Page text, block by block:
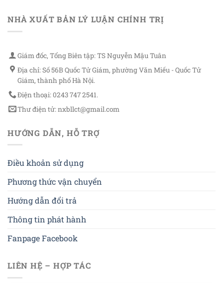
NHÀ XUẤT BẢN LÝ LUẬN CHÍNH TRỊ
Giám đốc, Tổng Biên tập: TS Nguyễn Mậu Tuân
Địa chỉ: Số 56B Quốc Tử Giám, phường Văn Miếu - Quốc Tử
Giám, thành phố Hà Nội.
Điện thoại: 0243 747 2541.
Thư điện tử: nxbllct@gmail.com
HƯỚNG DẪN, HỖ TRỢ
Điều khoản sử dụng
Phương thức vận chuyển
Hướng dẫn đổi trả
Thông tin phát hành
Fanpage Facebook
LIÊN HỆ – HỢP TÁC